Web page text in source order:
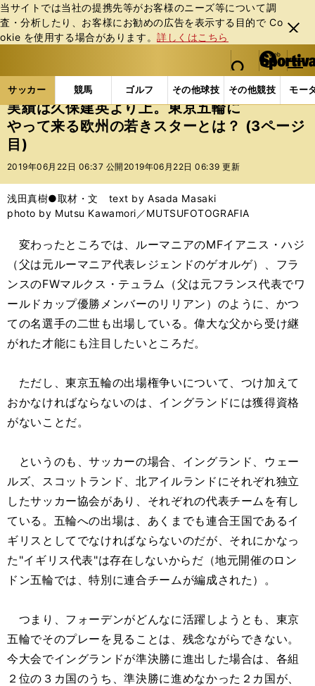
当サイトでは当社の提携先等がお客様のニーズ等について調
査・分析したり、お客様にお勧めの広告を表⽰する⽬的で Co
okie を使⽤する場合があります。詳しくはこちら
閉じ
る
web Sportiva (webスポルティーバ)
検索
マイペ
ー
ジ
メニュ
サッカー 競馬 ゴルフ その他球技 その他競技 モー
ス
ポ
ル
テ
ー
バ
サッカーの記事一覧 海外サッカー 海外サッカー
実績は久保建英より上。東京五輪に
やって来る欧州の若きスターとは？ (3ページ
目)
2019年06月22日 06:37 公開 2019年06月22日 06:39 更新
浅田真樹●取材・文 text by Asada Masaki
photo by Mutsu Kawamori／MUTSUFOTOGRAFIA
変わったところでは、ルーマニアのMFイアニス・ハジ
（父は元ルーマニア代表レジェンドのゲオルゲ）、フラ
ンスのFWマルクス・テュラム（父は元フランス代表でワ
ールドカップ優勝メンバーのリリアン）のように、かつ
ての名選手の二世も出場している。偉大な父から受け継
がれた才能にも注目したいところだ。
ただし、東京五輪の出場権争いについて、つけ加えて
おかなければならないのは、イングランドには獲得資格
がないことだ。
というのも、サッカーの場合、イングランド、ウェー
ルズ、スコットランド、北アイルランドにそれぞれ独立
したサッカー協会があり、それぞれの代表チームを有し
ている。五輪への出場は、あくまでも連合王国であるイ
ギリスとしてでなければならないのだが、それにかなっ
た"イギリス代表"は存在しないからだ（地元開催のロン
ドン五輪では、特別に連合チームが編成された）。
つまり、フォーデンがどんなに活躍しようとも、東京
五輪でそのプレーを見ることは、残念ながらできない。
今大会でイングランドが準決勝に進出した場合は、各組
２位の３カ国のうち、準決勝に進めなかった２カ国が、